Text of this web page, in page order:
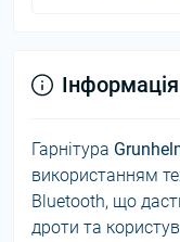
Інформація
Гарнітура
використанням
Bluetooth, що
дроти та